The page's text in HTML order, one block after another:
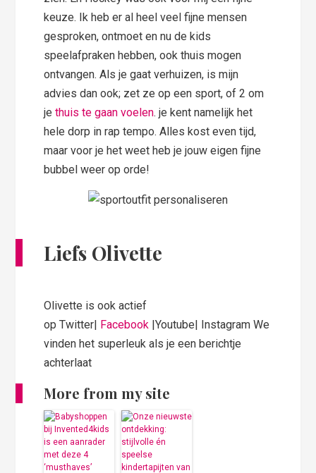
keuze. Ik heb er al heel veel fijne mensen
gesproken, ontmoet en nu de kids
speelafpraken hebben, ook thuis mogen
ontvangen. Als je gaat verhuizen, is mijn
advies dan ook; zet ze op een sport, of 2 om
jethuis te gaan voelen. je kent namelijk het
hele dorp in rap tempo. Alles kost even tijd,
maar voor je het weet heb je jouw eigen fijne
bubbel weer op orde!
Liefs Olivette
Olivette is ook actief
op Twitter| Facebook |Youtube| Instagram We
vinden het superleuk als je een berichtje
achterlaat
More from my site